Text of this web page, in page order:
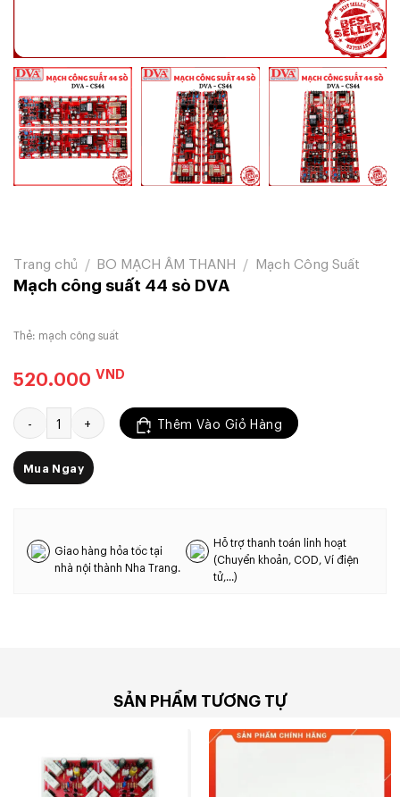
Trang chủ / BO MẠCH ÂM THANH / Mạch Công Suất
Mạch công suất 44 sò DVA
Thẻ: mạch công suất
520.000 VND
Mạch công suất 44 sò DVA số lượngThêm Vào Giỏ Hàng
Mua Ngay
Giao hàng hỏa tốc tại
nhà nội thành Nha Trang.
Hỗ trợ thanh toán linh hoạt
(Chuyển khoản, COD, Ví điện
tử,...)
SẢN PHẨM TƯƠNG TỰ